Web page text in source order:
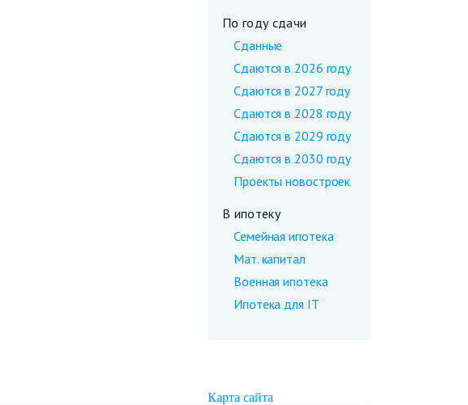
По году сдачи
Сданные
Сдаются в 2026 году
Сдаются в 2027 году
Сдаются в 2028 году
Сдаются в 2029 году
Сдаются в 2030 году
Проекты новостроек
В ипотеку
Семейная ипотека
Мат. капитал
Военная ипотека
Ипотека для IT
Карта сайта